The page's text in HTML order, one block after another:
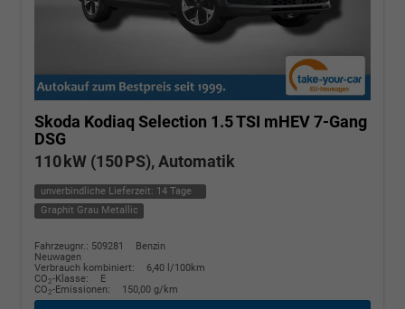
Skoda Kodiaq Selection 1.5 TSI mHEV 7-Gang
DSG
110 kW (150 PS), Automatik
unverbindliche Lieferzeit: 14 Tage
Graphit Grau Metallic
Fahrzeugnr.: 509281
Benzin
Neuwagen
Verbrauch kombiniert:
6,40 l/100km
CO2-Klasse:
E
CO2-Emissionen: 150,00 g/km